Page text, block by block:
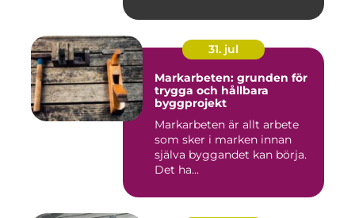
31. jul
Markarbeten: grunden för
trygga och hållbara
byggprojekt
Markarbeten är allt arbete
som sker i marken innan
själva byggandet kan börja.
Det ha...